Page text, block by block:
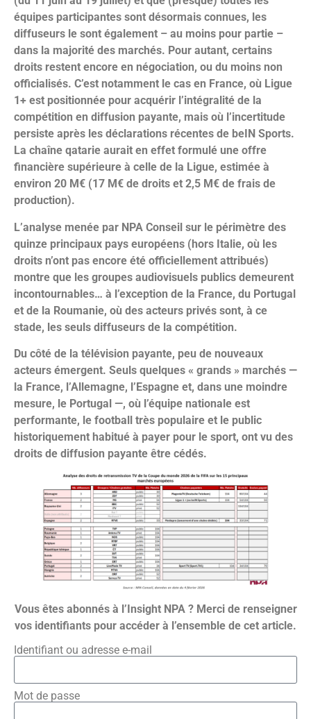
équipes participantes sont désormais connues, les
diffuseurs le sont également – au moins pour partie –
dans la majorité des marchés. Pour autant, certains
droits restent encore en négociation, ou du moins non
officialisés. C’est notamment le cas en France, où Ligue
1+ est positionnée pour acquérir l’intégralité de la
compétition en diffusion payante, mais où l’incertitude
persiste après les déclarations récentes de beIN Sports.
La chaîne qatarie aurait en effet formulé une offre
financière supérieure à celle de la Ligue, estimée à
environ 20 M€ (17 M€ de droits et 2,5 M€ de frais de
production).
L’analyse menée par NPA Conseil sur le périmètre des
quinze principaux pays européens (hors Italie, où les
droits n’ont pas encore été officiellement attribués)
montre que les groupes audiovisuels publics demeurent
incontournables… à l’exception de la France, du Portugal
et de la Roumanie, où des acteurs privés sont, à ce
stade, les seuls diffuseurs de la compétition.
Du côté de la télévision payante, peu de nouveaux
acteurs émergent. Seuls quelques « grands » marchés —
la France, l’Allemagne, l’Espagne et, dans une moindre
mesure, le Portugal —, où l’équipe nationale est
performante, le football très populaire et le public
historiquement habitué à payer pour le sport, ont vu des
droits de diffusion payante être cédés.
Vous êtes abonnés à l’Insight NPA ? Merci de renseigner
vos identifiants pour accéder à l’ensemble de cet article.
Identifiant ou adresse e-mail
Mot de passe